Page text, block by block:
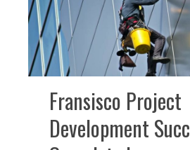
Fransisco Project
Development